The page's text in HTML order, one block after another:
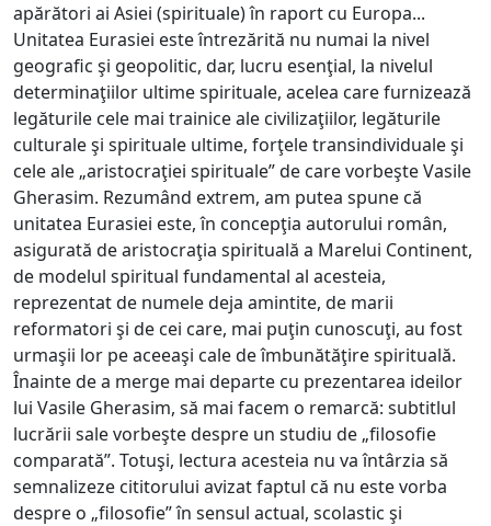
apărători ai Asiei (spirituale) în raport cu Europa...
Unitatea Eurasiei este întrezărită nu numai la nivel
geografic şi geopolitic, dar, lucru esenţial, la nivelul
determinaţiilor ultime spirituale, acelea care furnizează
legăturile cele mai trainice ale civilizaţiilor, legăturile
culturale şi spirituale ultime, forţele transindividuale şi
cele ale „aristocraţiei spirituale” de care vorbeşte Vasile
Gherasim. Rezumând extrem, am putea spune că
unitatea Eurasiei este, în concepţia autorului român,
asigurată de aristocraţia spirituală a Marelui Continent,
de modelul spiritual fundamental al acesteia,
reprezentat de numele deja amintite, de marii
reformatori şi de cei care, mai puţin cunoscuţi, au fost
urmaşii lor pe aceeaşi cale de îmbunătăţire spirituală.
Înainte de a merge mai departe cu prezentarea ideilor
lui Vasile Gherasim, să mai facem o remarcă: subtitlul
lucrării sale vorbeşte despre un studiu de „filosofie
comparată”. Totuşi, lectura acesteia nu va întârzia să
semnalizeze cititorului avizat faptul că nu este vorba
despre o „filosofie” în sensul actual, scolastic şi